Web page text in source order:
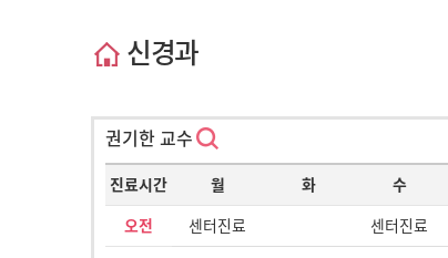
신경과
권기한 교수
진료시간 월 화 수
오전 센터진료 센터진료